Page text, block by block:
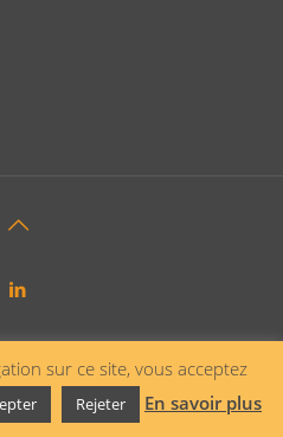
sur ce site, vous acceptez
Rejeter En savoir plus